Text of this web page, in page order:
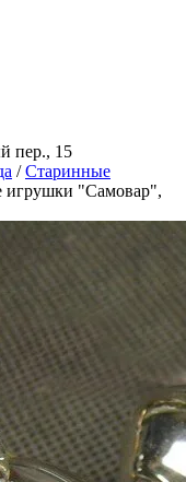
пер., 15
/ Старинные
игрушки "Самовар",